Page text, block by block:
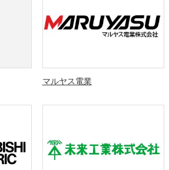
マルヤス電業